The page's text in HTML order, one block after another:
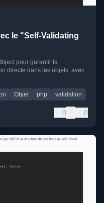
le "Self-Validating
pour garantir la
directe dans les objets, avec
Objet php validation
0 0